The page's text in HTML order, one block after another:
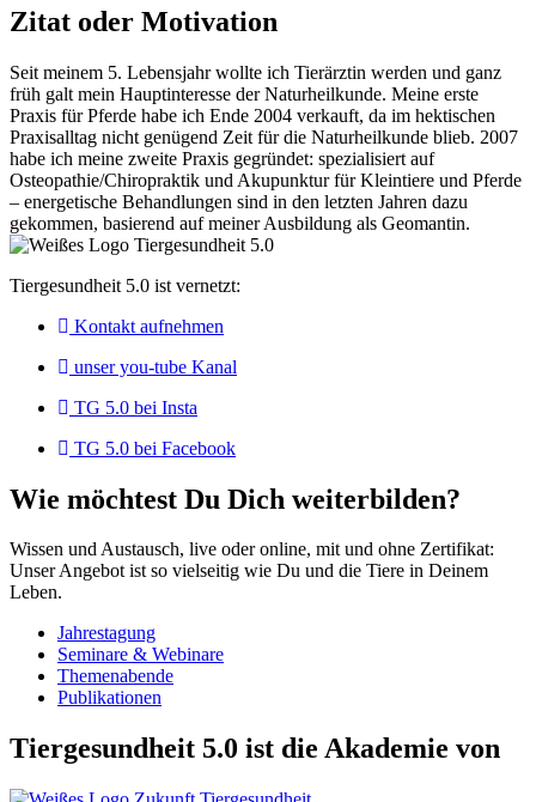
Zitat oder Motivation
Seit meinem 5. Lebensjahr wollte ich Tierärztin werden und ganz
früh galt mein Hauptinteresse der Naturheilkunde. Meine erste
Praxis für Pferde habe ich Ende 2004 verkauft, da im hektischen
Praxisalltag nicht genügend Zeit für die Naturheilkunde blieb. 2007
habe ich meine zweite Praxis gegründet: spezialisiert auf
Osteopathie/Chiropraktik und Akupunktur für Kleintiere und Pferde
– energetische Behandlungen sind in den letzten Jahren dazu
gekommen, basierend auf meiner Ausbildung als Geomantin.
Tiergesundheit 5.0 ist vernetzt:
Kontakt aufnehmen
unser you-tube Kanal
TG 5.0 bei Insta
TG 5.0 bei Facebook
Wie möchtest Du Dich weiterbilden?
Wissen und Austausch, live oder online, mit und ohne Zertifikat:
Unser Angebot ist so vielseitig wie Du und die Tiere in Deinem
Leben.
Jahrestagung
Seminare & Webinare
Themenabende
Publikationen
Tiergesundheit 5.0 ist die Akademie von